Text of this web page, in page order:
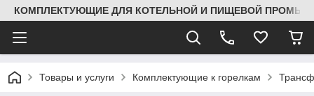
КОМПЛЕКТУЮЩИЕ ДЛЯ КОТЕЛЬНОЙ И ПИЩЕВОЙ
Товары и услуги Комплектующие к горелкам